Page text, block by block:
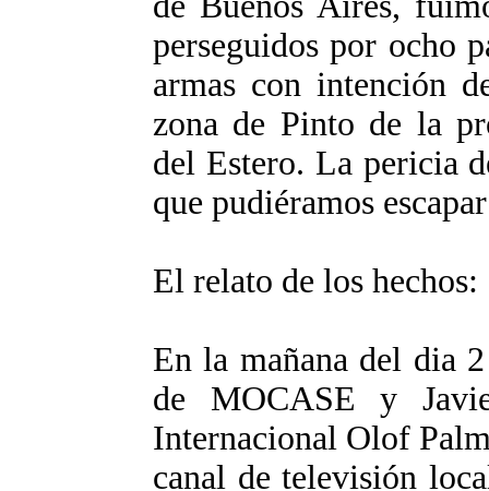
perseguidos por ocho
armas con intención
zona de Pinto de la
del Estero. La pericia
que pudiéramos
El relato de los hechos:
En la mañana del dia
de MOCASE y
Internacional Olof
canal de televisión